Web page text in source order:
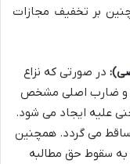
بر تخفیف مجازات
در صورتی که نزاع
و ضارب اصلی مشخص
علیه ایجاد می شود.
می گردد. همچنین
به سقوط حق مطالبه